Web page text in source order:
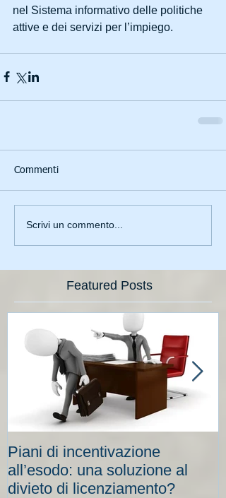
nel Sistema informativo delle politiche
attive e dei servizi per l’impiego.
Commenti
Scrivi un commento...
Featured Posts
Piani di incentivazione
all’esodo: una soluzione al
divieto di licenziamento?